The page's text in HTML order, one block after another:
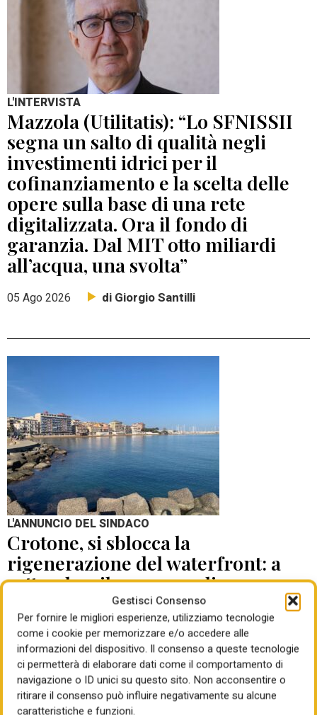
Gestisci Consenso
Per fornire le migliori esperienze, utilizziamo tecnologie
come i cookie per memorizzare e/o accedere alle
informazioni del dispositivo. Il consenso a queste tecnologie
ci permetterà di elaborare dati come il comportamento di
navigazione o ID unici su questo sito. Non acconsentire o
ritirare il consenso può influire negativamente su alcune
caratteristiche e funzioni.
L'INTERVISTA
Mazzola (Utilitatis): “Lo SFNISSII
segna un salto di qualità negli
investimenti idrici per il
cofinanziamento e la scelta delle
opere sulla base di una rete
digitalizzata. Ora il fondo di
garanzia. Dal MIT otto miliardi
all’acqua, una svolta”
05 Ago 2026 di Giorgio Santilli
L'ANNUNCIO DEL SINDACO
Crotone, si sblocca la
rigenerazione del waterfront: a
settembre il concorso di
progettazione
05 Ago 2026 di Mauro Giansante